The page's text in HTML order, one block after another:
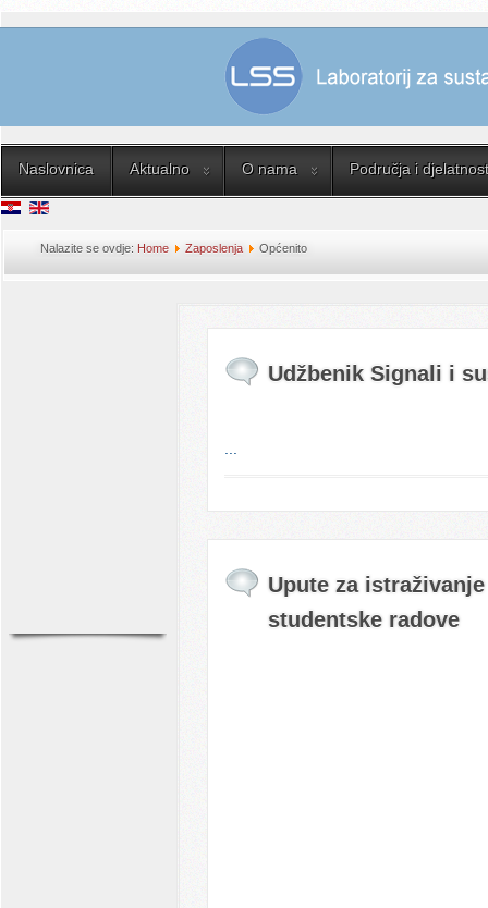
Naslovnica Aktualno O nama Područja i
Nalazite se ovdje: Home Zaposlenja Općenito
Udžbenik Signali i
Upute za
studentske radove